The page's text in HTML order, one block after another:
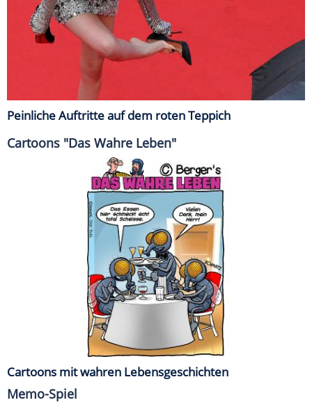
Peinliche Auftritte auf dem roten Teppich
Cartoons "Das Wahre Leben"
Cartoons mit wahren Lebensgeschichten
Memo-Spiel